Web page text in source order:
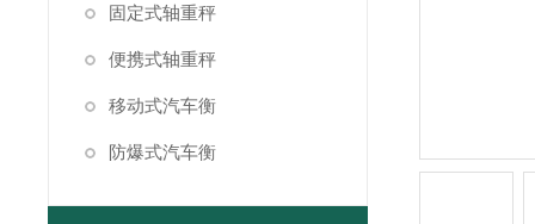
固定式轴重秤
便携式轴重秤
移动式汽车衡
防爆式汽车衡